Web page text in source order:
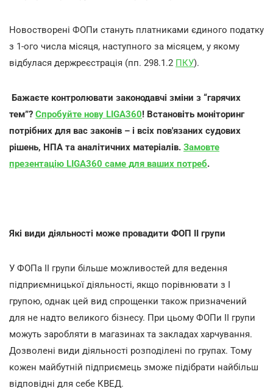
Новостворені ФОПи стануть платниками єдиного податку
з 1-ого числа місяця, наступного за місяцем, у якому
відбулася держреєстрація (пп. 298.1.2 ПКУ).
Бажаєте контролювати законодавчі зміни з “гарячих
тем”? Спробуйте нову LIGA360! Встановіть моніторинг
потрібних для вас законів – і всіх пов'язаних судових
рішень, НПА та аналітичних матеріалів. Замовте
презентацію LIGA360 саме для ваших потреб.
Які види діяльності може провадити ФОП ІІ групи
У ФОПа ІІ групи більше можливостей для ведення
підприємницької діяльності, якщо порівнювати з І
групою, однак цей вид спрощенки також призначений
для не надто великого бізнесу. При цьому ФОПи ІІ групи
можуть заробляти в магазинах та закладах харчування.
Дозволені види діяльності розподілені по групах. Тому
кожен майбутній підприємець зможе підібрати найбільш
відповідні для себе КВЕД.